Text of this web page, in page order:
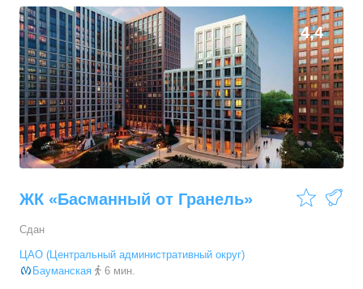
38,02–58,29м² 44 предложения
2-комн. кв. от 38 168 760 ₽
67,24–94,95м² предложений
3-комн. кв. от46 448 700 ₽
69,39–90,17м² 17 предложений
103,3 –103,92м² предложения
4,4
ЖК «Басманный от Гранель»
Сдан
ЦАО (Центральный административный округ)
Бауманская
6 мин.